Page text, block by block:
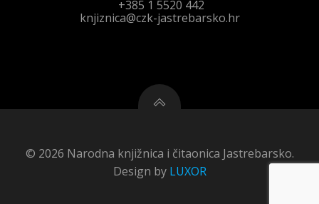
+385 1 5520 442
knjiznica@czk-jastrebarsko.hr
© 2026 Narodna knjižnica i čitaonica Jastrebarsko.
Design by LUXOR